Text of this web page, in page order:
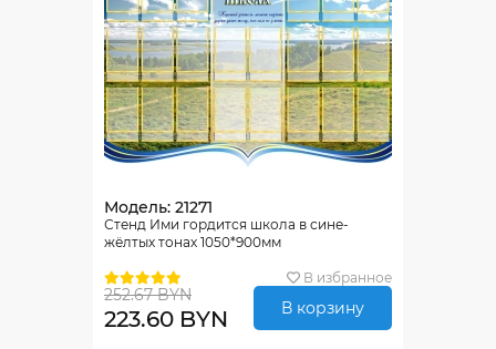
Модель: 21271
Стенд Ими гордится школа в сине-
жёлтых тонах 1050*900мм
В избранное
252.67 BYN
223.60 BYN В корзину